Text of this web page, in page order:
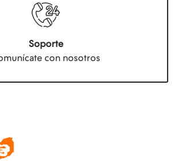
Soporte
con nosotros